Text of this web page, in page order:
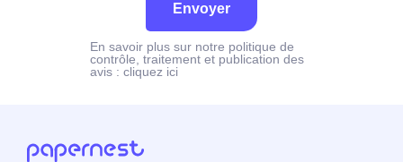
Envoyer
En savoir plus sur notre politique de
contrôle, traitement et publication des
avis : cliquez ici